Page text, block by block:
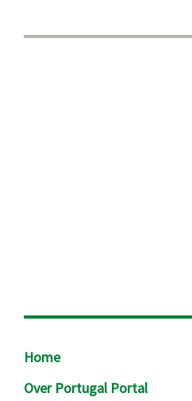
Footer
Home
Over Portugal Portal